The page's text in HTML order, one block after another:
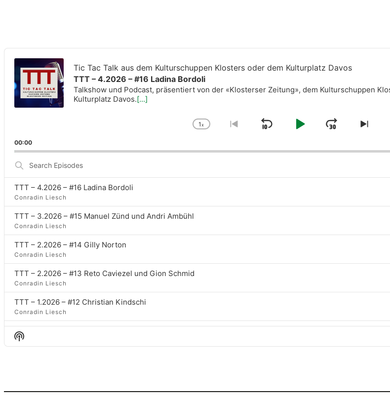
Audio
Tic Tac Talk aus dem Kulturschuppen Klosters oder dem Kulturplatz Davos
TTT – 4.2026 – #16 Ladina Bordoli
Talkshow und Podcast, präsentiert von der «Klosterser Zeitung», dem Kulturschuppen
Kulturplatz Davos.[...]
Change
Rate
1x
Go
previous
Skip
Play JumpSkip
next
00:00
Search
Episodes
TTT – 4.2026 – #16 Ladina Bordoli
Conradin Liesch
TTT – 3.2026 – #15 Manuel Zünd und Andri Ambühl
Conradin Liesch
TTT – 2.2026 – #14 Gilly Norton
Conradin Liesch
TTT – 2.2026 – #13 Reto Caviezel und Gion Schmid
Conradin Liesch
TTT – 1.2026 – #12 Christian Kindschi
Conradin Liesch
TTT – 12.2025 – #11 Andres Ambühl
Conradin Liesch
Show
Podcast